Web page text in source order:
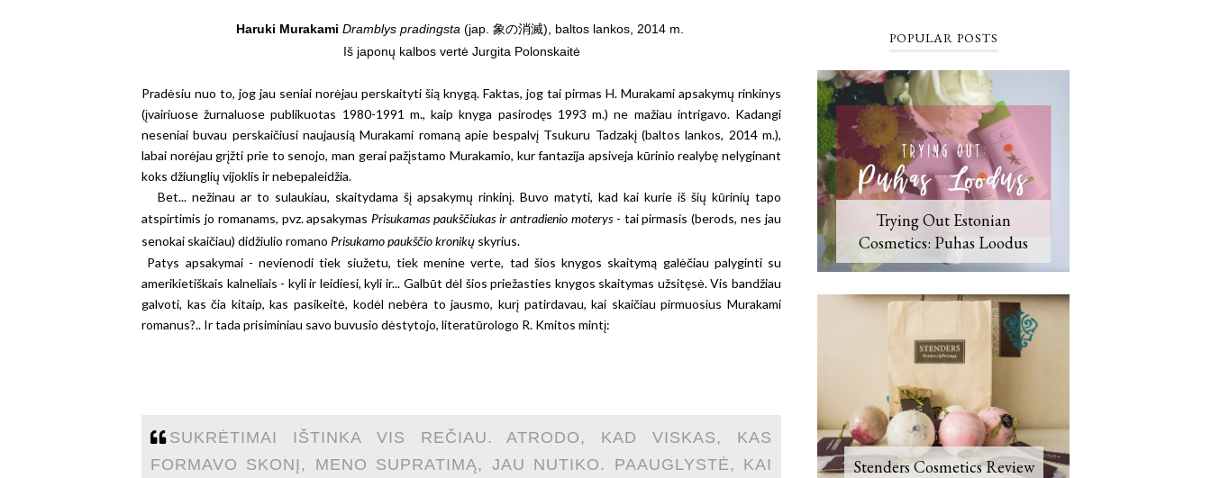
Haruki Murakami Dramblys pradingsta (jap. 象の消滅), baltos lankos, 2014 m.
Iš japonų kalbos vertė Jurgita Polonskaitė
Pradėsiu nuo to, jog jau seniai norėjau perskaityti šią knygą. Faktas, jog tai pirmas H. Murakami apsakymų rinkinys
(įvairiuose žurnaluose publikuotas 1980-1991 m., kaip knyga pasirodęs 1993 m.) ne mažiau intrigavo. Kadangi
neseniai buvau perskaičiusi naujausią Murakami romaną apie bespalvį Tsukuru Tadzakį (baltos lankos, 2014 m.),
labai norėjau grįžti prie to senojo, man gerai pažįstamo Murakamio, kur fantazija apsiveja kūrinio realybę nelyginant
koks džiunglių vijoklis ir nebepaleidžia.
Bet... nežinau ar to sulaukiau, skaitydama šį apsakymų rinkinį. Buvo matyti, kad kai kurie iš šių kūrinių tapo
atspirtimis jo romanams, pvz. apsakymas Prisukamas paukščiukas ir antradienio moterys- tai pirmasis (berods, nes jau
senokai skaičiau) didžiulio romano Prisukamo paukščio kronikų skyrius.
Patys apsakymai - nevienodi tiek siužetu, tiek menine verte, tad šios knygos skaitymą galėčiau palyginti su
amerikietiškais kalneliais - kyli ir leidiesi, kyli ir... Galbūt dėl šios priežasties knygos skaitymas užsitęsė. Vis bandžiau
galvoti, kas čia kitaip, kas pasikeitė, kodėl nebėra to jausmo, kurį patirdavau, kai skaičiau pirmuosius Murakami
romanus?.. Ir tada prisiminiau savo buvusio dėstytojo, literatūrologo R. Kmitos mintį:
SUKRĖTIMAI IŠTINKA VIS REČIAU. ATRODO, KAD VISKAS, KAS
FORMAVO SKONĮ, MENO SUPRATIMĄ, JAU NUTIKO. PAAUGLYSTĖ, KAI
POPULAR POSTS
Trying Out Estonian
Cosmetics: Puhas Loodus
Stenders Cosmetics Review